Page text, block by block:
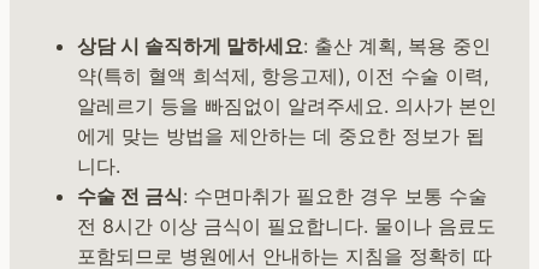
상담 시 솔직하게 말하세요: 출산 계획, 복용 중인
약(특히 혈액 희석제, 항응고제), 이전 수술 이력,
알레르기 등을 빠짐없이 알려주세요. 의사가 본인
에게 맞는 방법을 제안하는 데 중요한 정보가 됩
니다.
수술 전 금식: 수면마취가 필요한 경우 보통 수술
전 8시간 이상 금식이 필요합니다. 물이나 음료도
포함되므로 병원에서 안내하는 지침을 정확히 따